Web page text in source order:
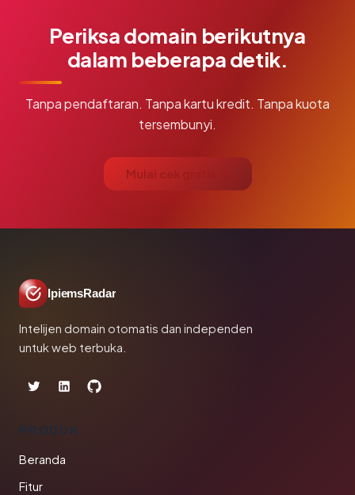
Periksa domain berikutnya
dalam beberapa detik.
Tanpa pendaftaran. Tanpa kartu kredit. Tanpa kuota
tersembunyi.
Mulai cek gratis →
IpiemsRadar
Intelijen domain otomatis dan independen
untuk web terbuka.
PRODUK
Beranda
Fitur